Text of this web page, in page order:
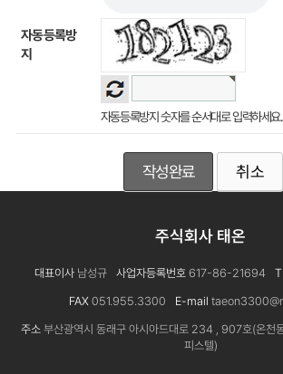
자동등록방
지
자동등록방지 숫자를 순서대로 입력하세요.
취소
주식회사 태온
대표이사남성규 사업자등록번호617-86-21694
FAX051.955.3300 E-mail
주소부산광역시 동래구 아시아드대로 234 , 907호(온천
피스텔)